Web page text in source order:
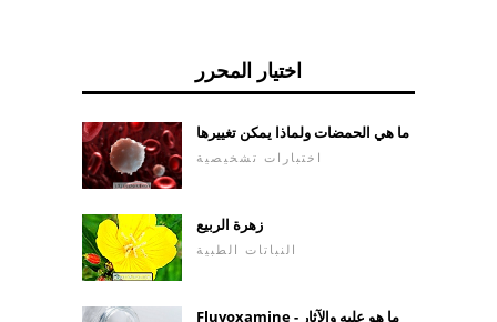
اختيار المحرر
ما هي الحمضات ولماذا يمكن تغييرها
اختبارات تشخيصية
زهرة الربيع
النباتات الطبية
Fluvoxamine - ما هو عليه والآثار